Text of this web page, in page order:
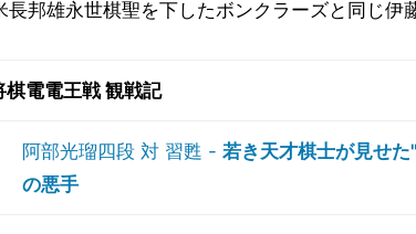
長邦雄永世棋聖を下したボンクラーズと同じ伊
棋電電王戦 観戦記
阿部光瑠四段 対 習甦 - 若き天才棋士が見せ
の悪手